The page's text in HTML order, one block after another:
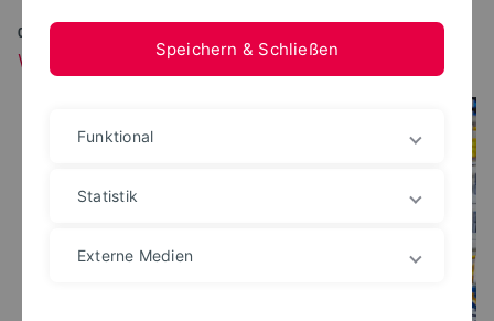
02.10.2024
Wartung der F5-Loadbalancer
Speichern & Schließen
Funktional
Statistik
Externe Medien